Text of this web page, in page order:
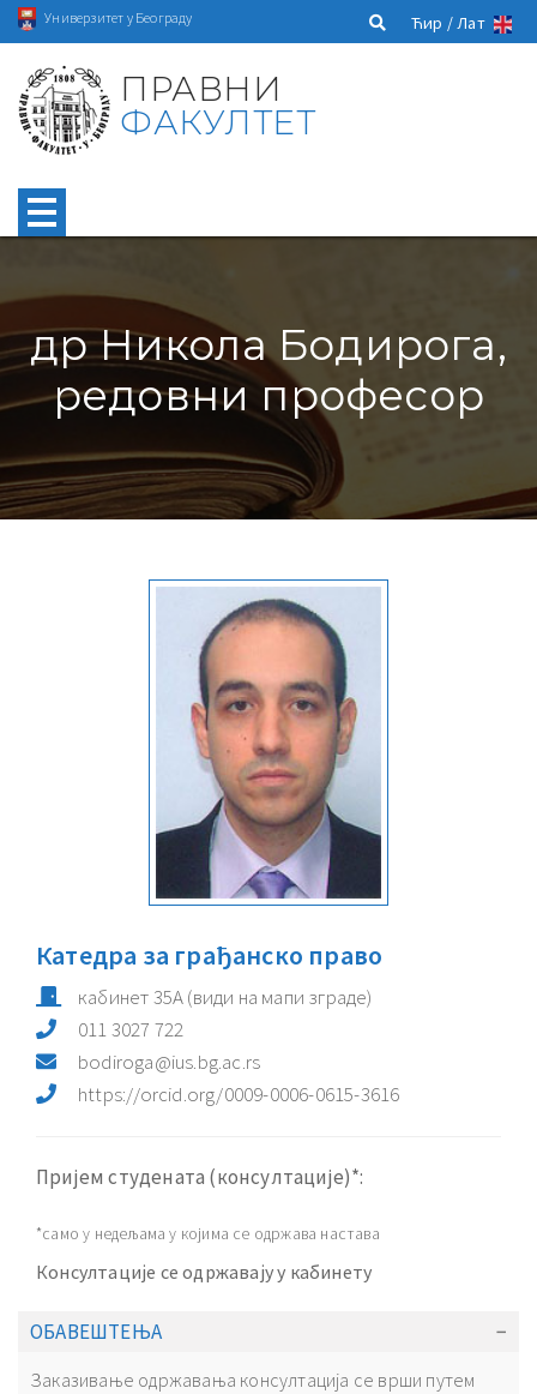
Универзитет у Београду Ћир /Лат
ПРАВНИ
ФАКУЛТЕТ
др Никола Бодирога,
редовни професор
Катедра за грађанско право
кабинет35A(види на мапи зграде)
011 3027 722
bodiroga@ius.bg.ac.rs
https://orcid.org/0009-0006-0615-3616
Пријем студената (консултације)*:
*само у недељама у којима се одржава настава
Консултације се одржавају у кабинету
ОБАВЕШТЕЊА
Заказивање одржавања консултација се врши путем